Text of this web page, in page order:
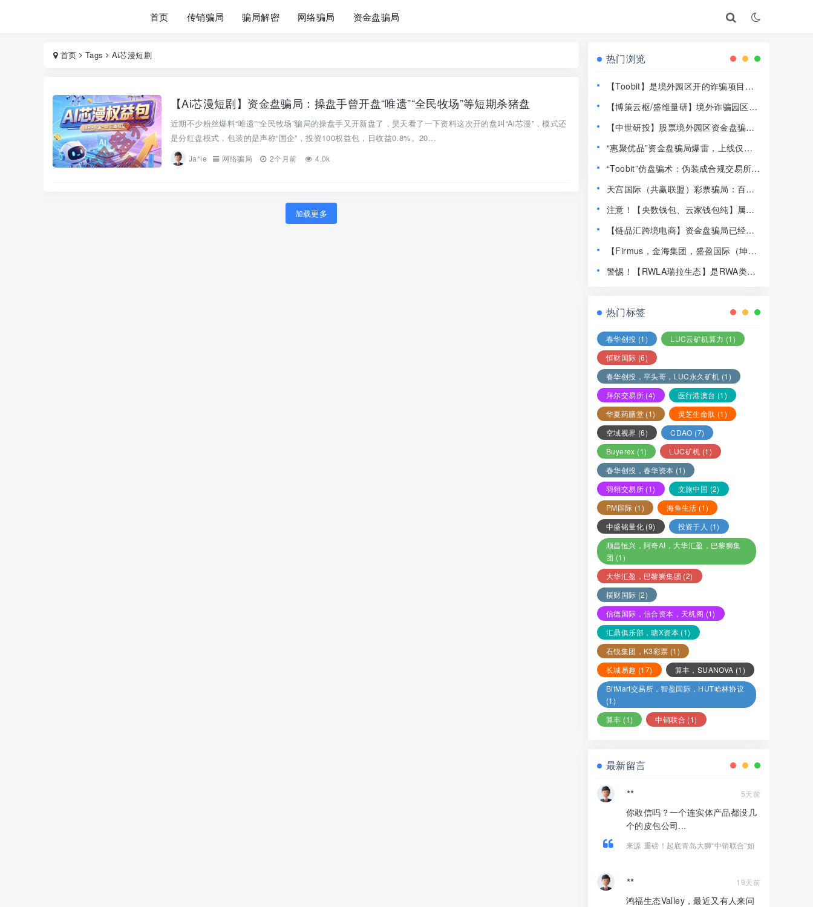
首页 传销骗局 骗局解密 网络骗局 资金盘骗局
首页 Tags Ai芯漫短剧
【Ai芯漫短剧】资金盘骗局：操盘手曾开盘“唯遗”“全民牧场”等短期杀猪盘
近期不少粉丝爆料“唯遗”“全民牧场”骗局的操盘手又开新盘了，昊天看了一下资料这次开的盘叫“Ai芯漫”，模式还
是分红盘模式，包装的是声称“国企”，投资100权益包，日收益0.8%。20...
Ja*ie 网络骗局 2个月前 4.0k
加载更多
热门浏览
【Toobit】是境外园区开的诈骗项目，
【博策云枢/盛维量研】境外诈骗园区开
【中世研投】股票境外园区资金盘骗
章，高度预警，崩盘在即！
“惠聚优品”资金盘骗局爆雷，上线仅半
“Toobit”仿盘骗术：伪装成合规交易所，
骗局！
天宫国际（共赢联盟）彩票骗局：百景
型的杀猪盘，远离！
注意！【央数钱包、云家钱包纯】属民
【链品汇跨境电商】资金盘骗局已经崩
【Firmus，金海集团，盛盈国际（坤宇
局，赶紧远离！
警惕！【RWLA瑞拉生态】是RWA类资
热门标签
春华创投 (1) LUC云矿机算力 (1)
恒财国际 (6)
春华创投，平头哥，LUC永久矿机 (1)
拜尔交易所 (4) 医行港澳台 (1)
华夏药膳堂 (1) 灵芝生命肽 (1)
空域视界 (6) CDAO (7)
Buyerex (1) LUC矿机 (1)
春华创投，春华资本 (1)
羽翎交易所 (1) 文旅中国 (2)
PM国际 (1) 海鱼生活 (1)
中盛铭量化 (9) 投资于人 (1)
顺昌恒兴，阿奇AI，大华汇盈，巴黎狮集
团 (1)
大华汇盈，巴黎狮集团 (2)
横财国际 (2)
信德国际，信合资本，天机阁 (1)
汇鼎俱乐部，瑭X资本 (1)
石锐集团，K3彩票 (1)
长城易趣 (17) 算丰，SUANOVA (1)
BitMart交易所，智盈国际，HUT哈林协议
(1)
算丰 (1) 中销联合 (1)
最新留言
** 5天前
你敢信吗？一个连实体产品都没几
个的皮包公司...
来源 重磅！起底青岛大狮“中销联合”如
** 19天前
鸿福生态Valley，最近又有人来问